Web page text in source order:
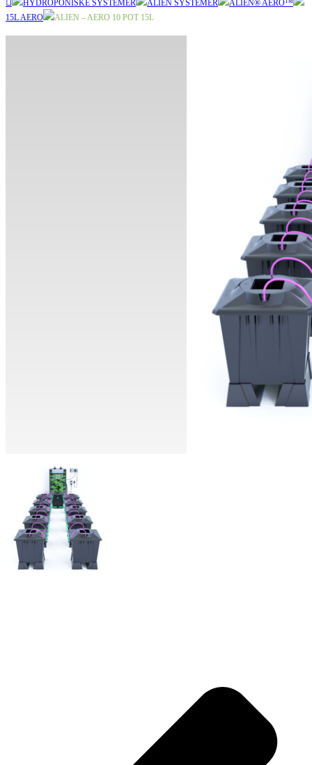
HYDROPONISKE SYSTEMER ALIEN SYSTEMER
ALIEN® AERO™
15L AERO
ALIEN – AERO 10 POT 15L